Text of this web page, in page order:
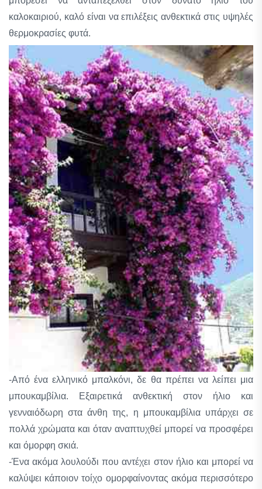
καλοκαιριού, καλό είναι να επιλέξεις ανθεκτικά στις υψηλές
θερμοκρασίες φυτά.
-Από ένα ελληνικό μπαλκόνι, δε θα πρέπει να λείπει μια
μπουκαμβίλια. Εξαιρετικά ανθεκτική στον ήλιο και
γενναιόδωρη στα άνθη της, η μπουκαμβίλια υπάρχει σε
πολλά χρώματα και όταν αναπτυχθεί μπορεί να προσφέρει
και όμορφη σκιά.
-Ένα ακόμα λουλούδι που αντέχει στον ήλιο και μπορεί να
καλύψει κάποιον τοίχο ομορφαίνοντας ακόμα περισσότερο